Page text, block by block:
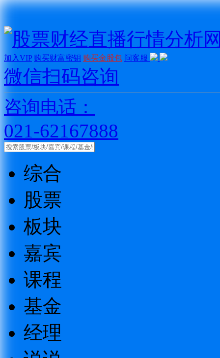
加入VIP 购买财富密钥 购买金股包 问客服
微信扫码咨询
咨询电话：
021-62167888
综合
股票
板块
嘉宾
课程
基金
经理